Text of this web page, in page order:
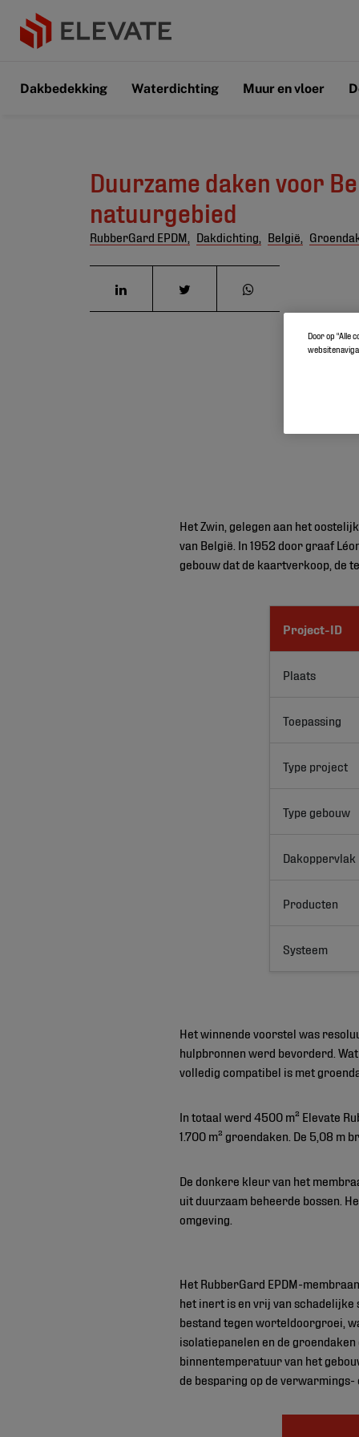
Dakbedekking Waterdichting Muur en vloer
Duurzame daken voor
natuurgebied
RubberGard EPDM, Dakdichting, België,
Het Zwin, gelegen aan het
van België. In 1952 door graaf
gebouw dat de kaartverkoop, de
Project-ID
Plaats
Toepassing
Type project
Type gebouw
Dakoppervlak
Producten
Systeem
Het winnende voorstel was
hulpbronnen werd bevorderd.
volledig compatibel is met
In totaal werd 4500 m² Elevate
1.700 m² groendaken. De 5,08
De donkere kleur van het
uit duurzaam beheerde bossen.
omgeving.
Het RubberGard EPDM-
het inert is en vrij van
bestand tegen worteldoorgroei,
isolatiepanelen en de
binnentemperatuur van het
de besparing op de verwarmings-
Door op “Alle